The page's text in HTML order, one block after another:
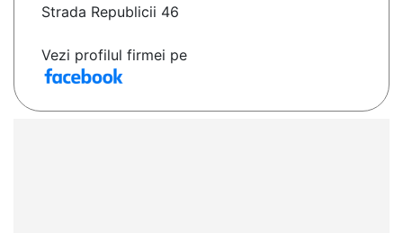
Strada Republicii 46
Vezi profilul firmei pe